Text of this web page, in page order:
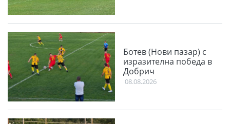
Ботев (Нови пазар) с
изразителна победа в
Добрич
08.08.2026